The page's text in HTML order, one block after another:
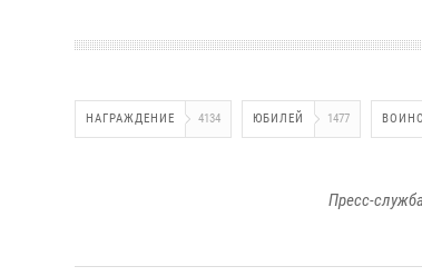
НАГРАЖДЕНИЕ 4134 ЮБИЛЕЙ 1477
Пресс-